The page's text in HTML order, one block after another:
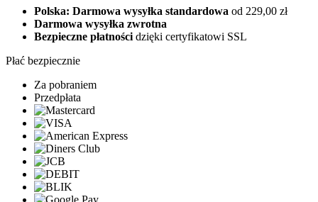
Polska: Darmowa wysyłka standardowa od 229,00 zł
Darmowa wysyłka zwrotna
Bezpieczne płatności dzięki certyfikatowi SSL
Płać bezpiecznie
Za pobraniem
Przedpłata